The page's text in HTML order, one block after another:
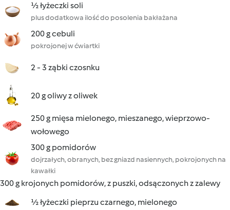
½ łyżeczki soli
plus dodatkowa ilość do posolenia bakłażana
200 g cebuli
pokrojonej w ćwiartki
2 - 3 ząbki czosnku
20 g oliwy z oliwek
250 g mięsa mielonego, mieszanego, wieprzowo-
wołowego
300 g pomidorów
dojrzałych, obranych, bez gniazd nasiennych, pokrojonych na
kawałki
300 g krojonych pomidorów, z puszki, odsączonych z zalewy
½ łyżeczki pieprzu czarnego, mielonego